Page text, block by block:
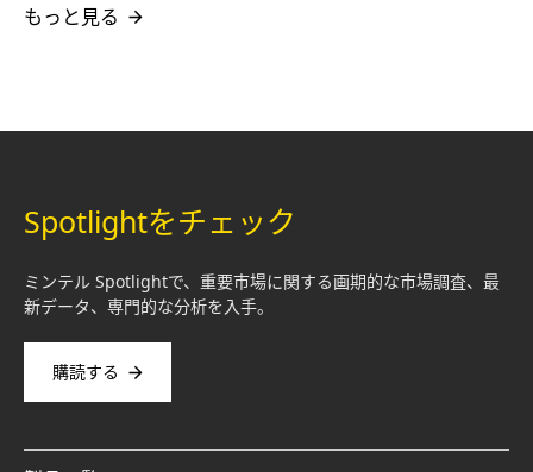
もっと見る
Spotlightをチェック
ミンテル Spotlightで、重要市場に関する画期的な市場調査、最
新データ、専門的な分析を入手。
購読する